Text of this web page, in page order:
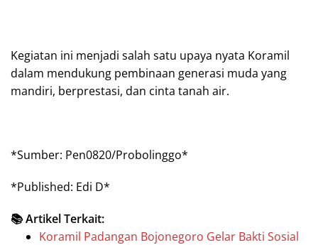
Kegiatan ini menjadi salah satu upaya nyata Koramil
dalam mendukung pembinaan generasi muda yang
mandiri, berprestasi, dan cinta tanah air.
*Sumber: Pen0820/Probolinggo*
*Published: Edi D*
📚 Artikel Terkait:
Koramil Padangan Bojonegoro Gelar Bakti Sosial